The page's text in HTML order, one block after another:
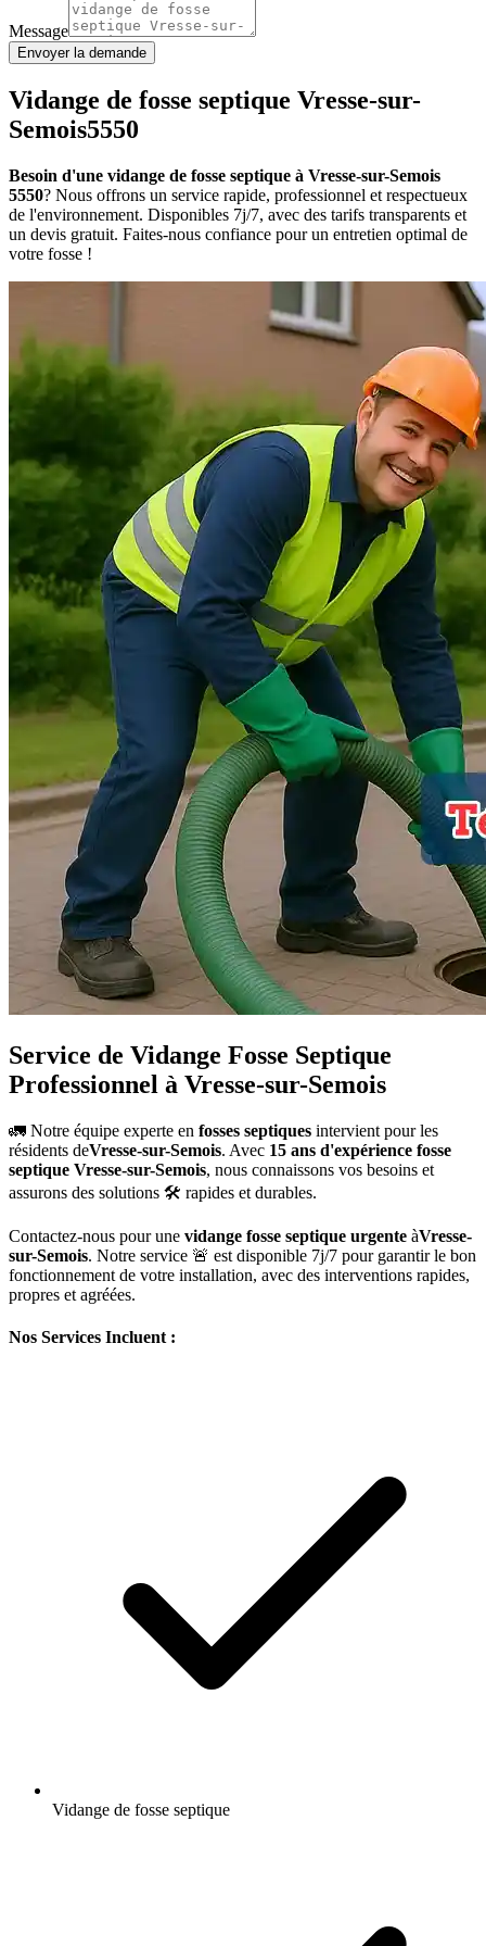
Message
Envoyer la demande
Vidange de fosse septique Vresse-sur-
Semois5550
Besoin d'une vidange de fosse septique à Vresse-sur-Semois
5550? Nous offrons un service rapide, professionnel et respectueux
de l'environnement. Disponibles 7j/7, avec des tarifs transparents et
un devis gratuit. Faites-nous confiance pour un entretien optimal de
votre fosse !
Service de Vidange Fosse Septique
Professionnel à Vresse-sur-Semois
🚛 Notre équipe experte en fosses septiques intervient pour les
résidents deVresse-sur-Semois. Avec 15 ans d'expérience fosse
septique Vresse-sur-Semois, nous connaissons vos besoins et
assurons des solutions 🛠️ rapides et durables.
Contactez-nous pour une vidange fosse septique urgente àVresse-
sur-Semois. Notre service 🚨 est disponible 7j/7 pour garantir le bon
fonctionnement de votre installation, avec des interventions rapides,
propres et agréées.
Nos Services Incluent :
Vidange de fosse septique